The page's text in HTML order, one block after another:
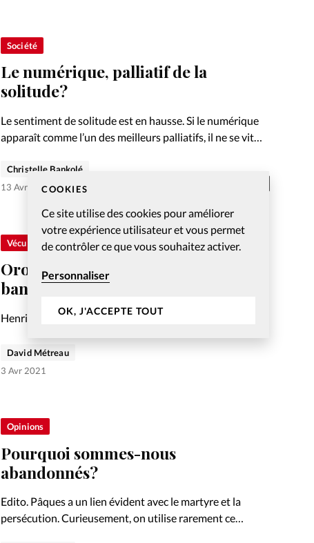
COOKIES
Ce site utilise des cookies pour améliorer
votre expérience utilisateur et vous permet
de contrôler ce que vous souhaitez activer.
Personnaliser
OK, J'ACCEPTE TOUT
Société
Le numérique, palliatif de la
solitude?
Le sentiment de solitude est en hausse. Si le numérique
apparaît comme l’un des meilleurs palliatifs, il ne se vit
Christelle Bankolé
13 Avr 2021
Vécu
Oron : L’Eglise se transforme en
banque alimentaire
Henri-Louis Doge et une équipe de bénévoles
Oron. Pour eux, aider leur prochain prend une dimension
concrète. Portrait.
David Métreau
3 Avr 2021
Opinions
Pourquoi sommes-nous
abandonnés?
Edito. Pâques a un lien évident avec le martyre et la
persécution. Curieusement, on utilise rarement ce